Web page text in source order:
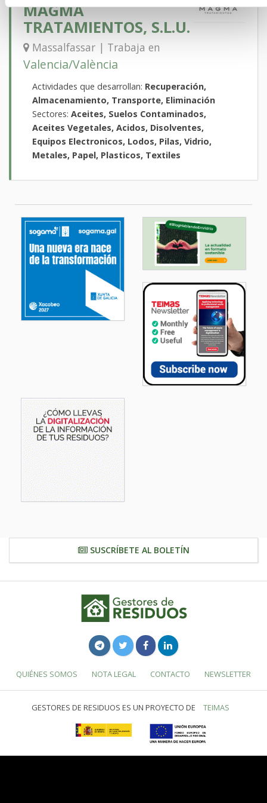
MAGMA
TRATAMIENTOS, S.L.U.
Massalfassar | Trabaja en
Valencia/València
Actividades que desarrollan: Recuperación,
Almacenamiento, Transporte, Eliminación
Sectores: Aceites, Suelos Contaminados,
Aceites Vegetales, Acidos, Disolventes,
Equipos Electronicos, Lodos, Pilas, Vidrio,
Metales, Papel, Plasticos, Textiles
SUSCRÍBETE AL BOLETÍN
QUIÉNES SOMOS NOTA LEGAL CONTACTO NEWSLETTER
GESTORES DE RESIDUOS ES UN PROYECTO DE TEIMAS